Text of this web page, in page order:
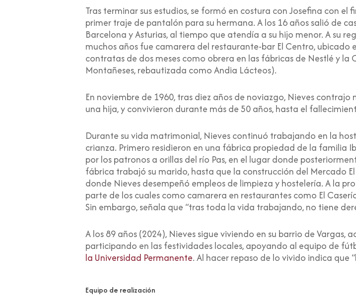
Tras terminar sus estudios, se formó en costura con Josefina con el
primer traje de pantalón para su hermana. A los 16 años salió de
Barcelona y Asturias, al tiempo que atendía a su hijo menor. A su
muchos años fue camarera del restaurante-bar El Centro, ubicado
contratas de dos meses como obrera en las fábricas de Nestlé y la
Montañeses, rebautizada como Andia Lácteos).
En noviembre de 1960, tras diez años de noviazgo, Nieves
una hija, y convivieron durante más de 50 años, hasta el
Durante su vida matrimonial, Nieves continuó trabajando en la
crianza. Primero residieron en una fábrica propiedad de la familia
por los patronos a orillas del río Pas, en el lugar donde
fábrica trabajó su marido, hasta que la construcción del Mercado
donde Nieves desempeñó empleos de limpieza y hostelería. A la
parte de los cuales como camarera en restaurantes como El
Sin embargo, señala que “tras toda la vida trabajando, no tiene
A los 89 años (2024), Nieves sigue viviendo en su barrio de
participando en las festividades locales, apoyando al equipo de
la Universidad Permanente. Al hacer repaso de lo vivido indica que
Equipo de realización